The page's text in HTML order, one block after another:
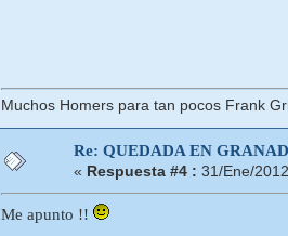
Muchos Homers para tan pocos Frank
Re: QUEDADA EN
« Respuesta #4 : 31/Ene/
Me apunto !!